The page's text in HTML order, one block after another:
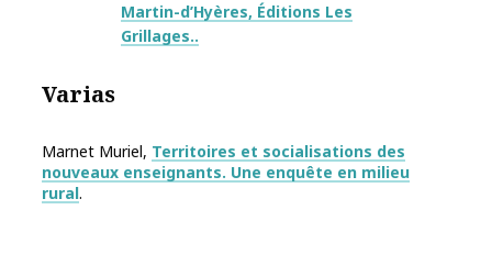
Martin-d’Hyères, Éditions Les
Grillages..
Varias
Marnet Muriel, Territoires et socialisations des
nouveaux enseignants. Une enquête en milieu
rural.